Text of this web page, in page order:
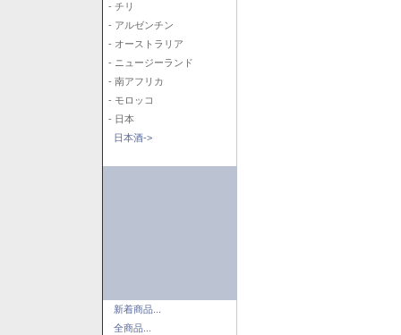
- チリ
- アルゼンチン
- オーストラリア
- ニュージーランド
- 南アフリカ
- モロッコ
- 日本
日本酒->
新着商品...
全商品...